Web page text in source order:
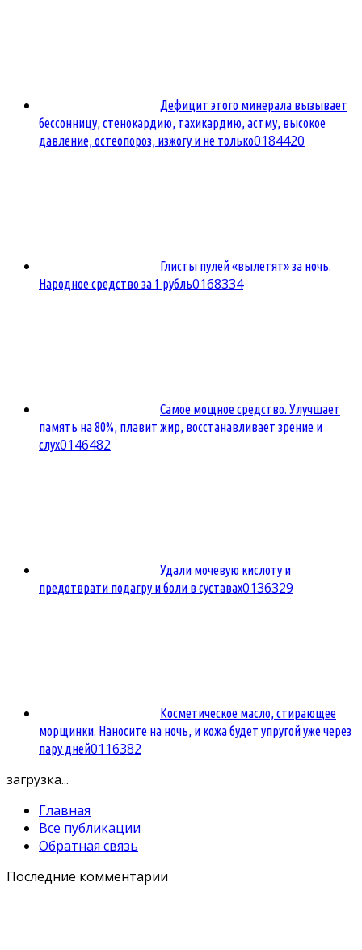
Дефицит этого минерала вызывает
бессонницу, стенокардию, тахикардию, астму, высокое
давление, остеопороз, изжогу и не только0184420
Глисты пулей «вылетят» за ночь.
Народное средство за 1 рубль0168334
Самое мощное средство. Улучшает
память на 80%, плавит жир, восстанавливает зрение и
слух0146482
Удали мочевую кислоту и
предотврати подагру и боли в суставах0136329
Косметическое масло, стирающее
морщинки. Наносите на ночь, и кожа будет упругой уже через
пару дней0116382
загрузка...
Главная
Все публикации
Обратная связь
Последние комментарии